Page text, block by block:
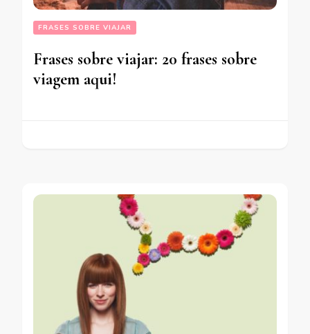
FRASES SOBRE VIAJAR
Frases sobre viajar: 20 frases sobre
viagem aqui!